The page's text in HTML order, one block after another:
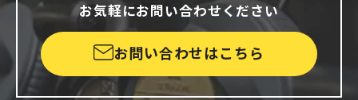
お気軽にお問い合わせください
お問い合わせはこちら